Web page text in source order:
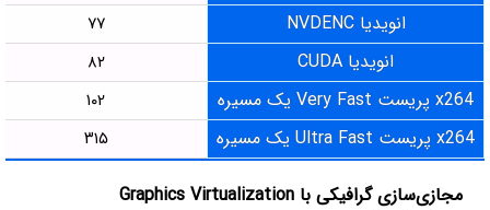
انویدیا NVDENC ۷۷
انویدیا CUDA ۸۲
x264 پریست Very Fast یک مسیره ۱۰۲
x264 پریست Ultra Fast یک مسیره ۳۱۵
مجازی‌سازی گرافیکی با Graphics Virtualization